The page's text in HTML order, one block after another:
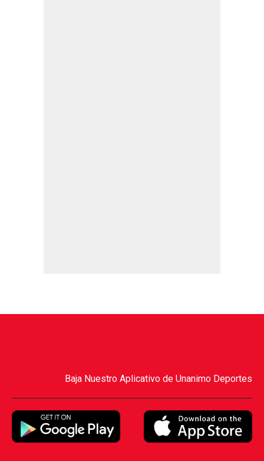
Baja Nuestro Aplicativo de Unanimo Deportes